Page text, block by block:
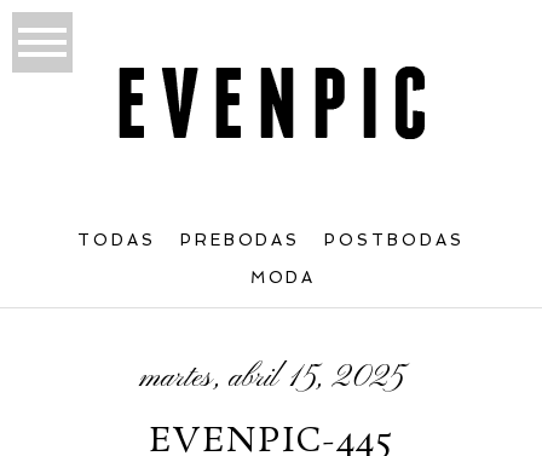
TODAS PREBODAS POSTBODAS
MODA
martes, abril 15, 2025
EVENPIC-445